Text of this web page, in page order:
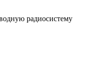
радиосистему